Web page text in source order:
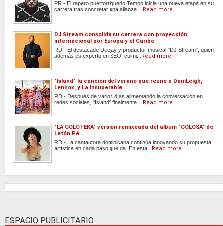
PR.- El rapero puertorriqueño Tempo inicia una nueva etapa en su
carrera tras concretar una alianza ...
Read more
DJ Stream consolida su carrera con proyección
internacional por Europa y el Caribe
RD.- El destacado Deejay y productor musical "DJ Stream", quien
además es experto en SEO, culmi...
Read more
"Island" la canción del verano que reune a DaniLeigh,
Lennox, y La Insuperable
RD.- Después de varios días alimentando la conversación en
redes sociales, "Island" finalmente ...
Read more
"LA GOLOTEKA" versión remixeada del álbum "GOLOSA" de
Letón Pé
RD.- La cantautora dominicana continúa innovando su propuesta
artística en cada paso que da. En esta...
Read more
ESPACIO PUBLICITARIO